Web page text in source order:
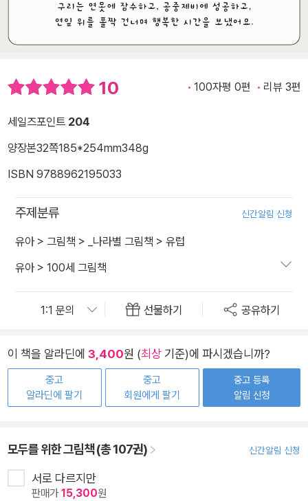
10 100자평 0편 리뷰 3편
세일즈포인트 204
양장본32쪽185*254mm348g
ISBN 9788962195033
주제분류 신간알림 신청
유아> 그림책 > _나라별 그림책 > 유럽
유아> 100세 그림책
선물하기 공유하기
이 책을 알라딘에 3,400원 (최상 기준)에 파시겠습니까?
중고
알라딘에 팔기
중고
회원에게 팔기
중고 등록
알림 신청
모두를 위한 그림책 (총 107권) 신간알림 신청
서로 다르지만
판매가15,300원